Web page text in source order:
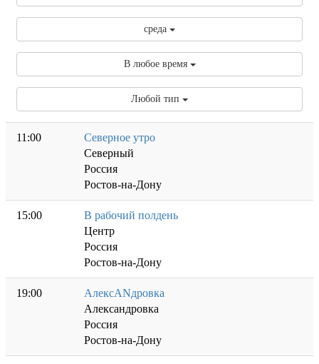
среда
В любое время
Любой тип
11:00
Северное утро
Северный
Россия
Ростов-на-Дону
15:00
В рабочий полдень
Центр
Россия
Ростов-на-Дону
19:00
АлексANдровка
Александровка
Россия
Ростов-на-Дону